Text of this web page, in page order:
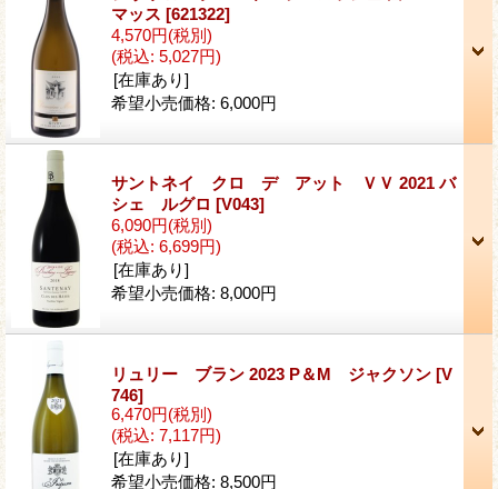
マッス [621322]
4,570円(税別)
(税込: 5,027円)
[在庫あり]
希望小売価格: 6,000円
サントネイ クロ デ アット ＶＶ 2021 バ
シェ ルグロ [V043]
6,090円(税別)
(税込: 6,699円)
[在庫あり]
希望小売価格: 8,000円
リュリー ブラン 2023 P＆M ジャクソン [V
746]
6,470円(税別)
(税込: 7,117円)
[在庫あり]
希望小売価格: 8,500円